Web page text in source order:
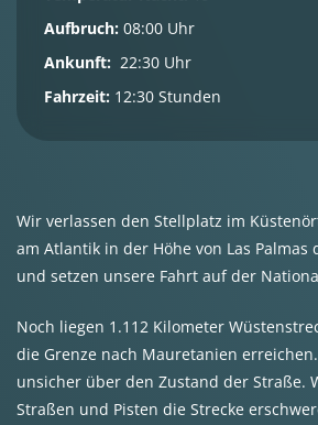
Aufbruch: 08:00 Uhr
Ankunft: 22:30 Uhr
Fahrzeit: 12:30 Stunden
Wir verlassen den Stellplatz im
am Atlantik in der Höhe von Las Palmas
und setzen unsere Fahrt auf der
Noch liegen 1.112 Kilometer
die Grenze nach Mauretanien
unsicher über den Zustand der Straße.
Straßen und Pisten die Strecke